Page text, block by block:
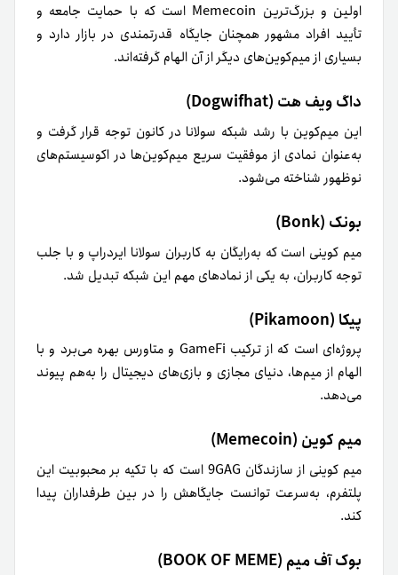
اولین و بزرگ‌ترین Memecoin است که با حمایت جامعه و
تأیید افراد مشهور همچنان جایگاه قدرتمندی در بازار دارد و
بسیاری از میم‌کوین‌های دیگر از آن الهام گرفته‌اند.
داگ ویف هت (Dogwifhat)
این میم‌کوین با رشد شبکه سولانا در کانون توجه قرار گرفت و
به‌‌عنوان نمادی از موفقیت سریع میم‌کوین‌ها در اکوسیستم‌های
نوظهور شناخته می‌شود.
بونک (Bonk)
میم کوینی است که به‌‌رایگان به کاربران سولانا ایردراپ و با جلب
توجه کاربران، به یکی از نمادهای مهم این شبکه تبدیل شد.
پیکا (Pikamoon)
پروژه‌ای است که از ترکیب GameFi و متاورس بهره می‌برد و با
الهام از میم‌ها، دنیای مجازی و بازی‌های دیجیتال را به‌هم پیوند
می‌دهد.
میم کوین (Memecoin)
میم‌ کوینی از سازندگان 9GAG است که با تکیه بر محبوبیت این
پلتفرم، به‌سرعت توانست جایگاهش را در بین طرفداران پیدا
کند.
بوک آف میم (BOOK OF MEME)